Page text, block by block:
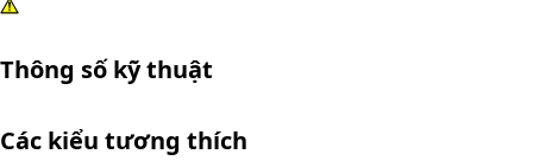
positioned, maintains optimal hydraulic system
hydraulic pump.
Attributes:
• Supports high-pressure fluid transfer effectively.
Thông số kỹ thuật
Các kiểu tương thích